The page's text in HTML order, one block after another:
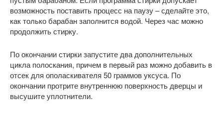
возможность поставить процесс на паузу – сделайте это,
как только барабан заполнится водой. Через час можно
продолжить стирку.
По окончании стирки запустите два дополнительных
цикла полоскания, причем в первый раз можно добавить в
отсек для ополаскивателя 50 граммов уксуса. По
окончании протрите внутреннюю поверхность дверцы и
высушите уплотнители.